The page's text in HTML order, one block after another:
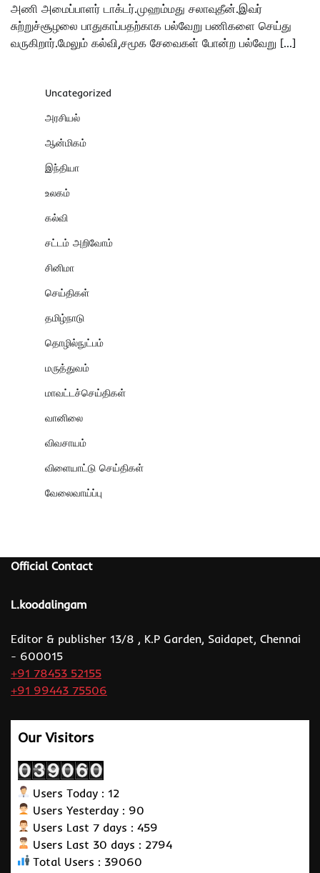
அணி அமைப்பாளர் டாக்டர்.முஹம்மது சலாவுதீன்.இவர்
சுற்றுச்சூழலை பாதுகாப்பதற்காக பல்வேறு பணிகளை செய்து
வருகிறார்.மேலும் கல்வி,சமூக சேவைகள் போன்ற பல்வேறு […]
Uncategorized
அரசியல்
ஆன்மிகம்
இந்தியா
உலகம்
கல்வி
சட்டம் அறிவோம்
சினிமா
செய்திகள்
தமிழ்நாடு
தொழில்நுட்பம்
மருத்துவம்
மாவட்டச்செய்திகள்
வானிலை
விவசாயம்
விளையாட்டு செய்திகள்
வேலைவாய்ப்பு
Official Contact
L.koodalingam
Editor & publisher 13/8 , K.P Garden, Saidapet, Chennai
- 600015
+91 78453 52155
+91 99443 75506
Our Visitors
Users Today : 12
Users Yesterday : 90
Users Last 7 days : 459
Users Last 30 days : 2794
Total Users : 39060